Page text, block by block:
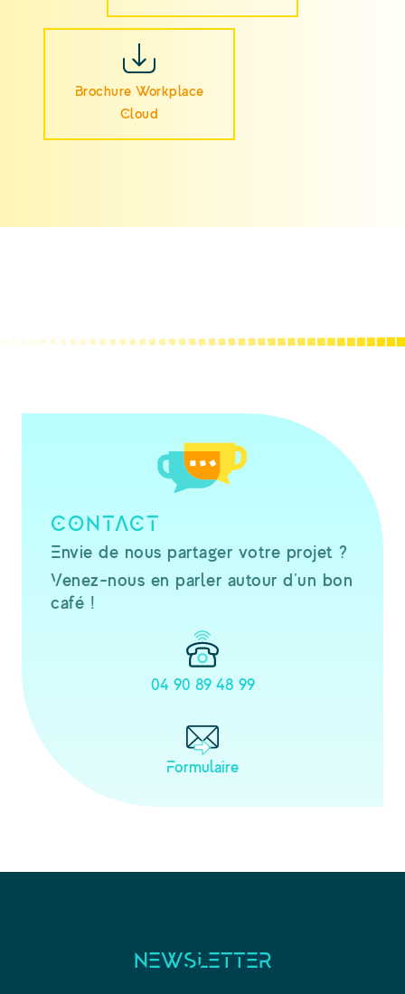
Brochure Workplace
Cloud
CONTACT
Envie de nous partager votre projet ?
Venez-nous en parler autour d’un bon
café !
04 90 89 48 99
Formulaire
NEWSLETTER